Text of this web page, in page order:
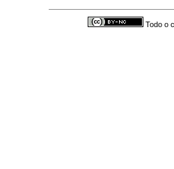
Todo o